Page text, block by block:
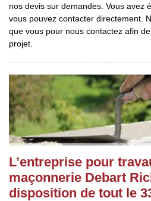
nos devis sur demandes. Vous avez
vous pouvez contacter directement.
que vous pour nous contactez afin
projet.
L’entreprise pour
maçonnerie Debart
disposition de tout le